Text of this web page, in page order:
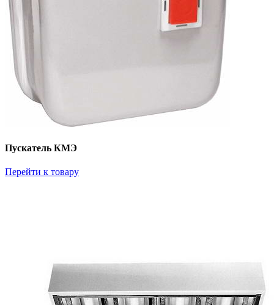
Пускатель КМЭ
Перейти к товару